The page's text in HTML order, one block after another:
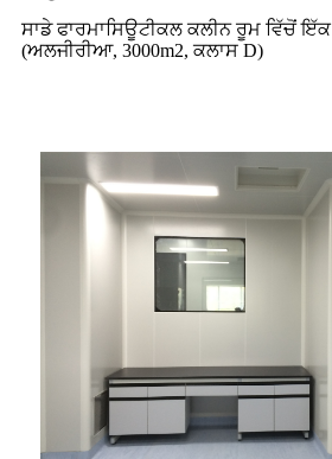
ਸਾਡੇ ਫਾਰਮਾਸਿਊਟੀਕਲ ਕਲੀਨ ਰੂਮ ਵਿੱਚੋਂ
(ਅਲਜੀਰੀਆ, 3000m2, ਕਲਾਸ D)